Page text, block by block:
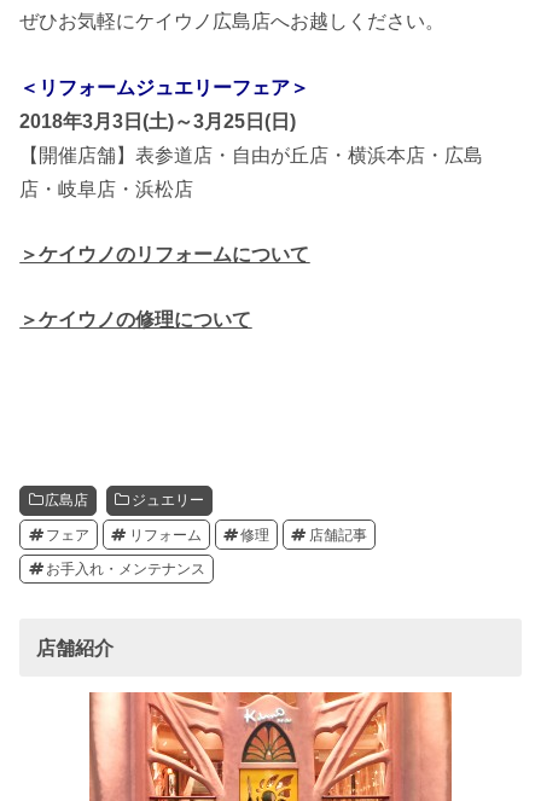
ぜひお気軽にケイウノ広島店へお越しください。
＜リフォームジュエリーフェア＞
2018年3月3日(土)～3月25日(日)
【開催店舗】表参道店・自由が丘店・横浜本店・広島
店・岐阜店・浜松店
＞ケイウノのリフォームについて
＞ケイウノの修理について
広島店 ジュエリー
フェア リフォーム 修理 店舗記事
お手入れ・メンテナンス
店舗紹介